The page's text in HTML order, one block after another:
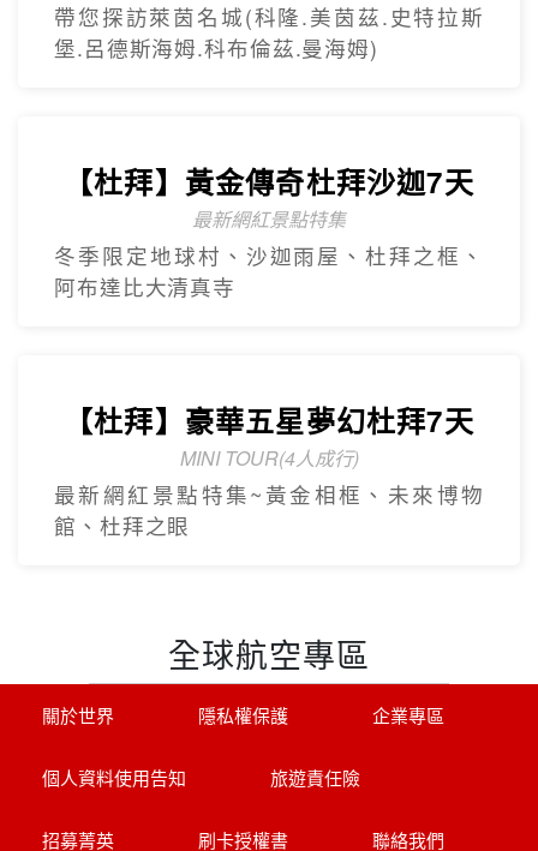
帶您探訪萊茵名城(科隆.美茵茲.史特拉斯
堡.呂德斯海姆.科布倫茲.曼海姆)
【杜拜】黃金傳奇杜拜沙迦7天
最新網紅景點特集
冬季限定地球村、沙迦⾬屋、杜拜之框、
阿布達比大清真寺
【杜拜】豪華五星夢幻杜拜7天
MINI TOUR(4人成行)
最新網紅景點特集~黃金相框、未來博物
館、杜拜之眼
全球航空專區
關於世界 隱私權保護 企業專區
個人資料使用告知 旅遊責任險
招募菁英 刷卡授權書 聯絡我們